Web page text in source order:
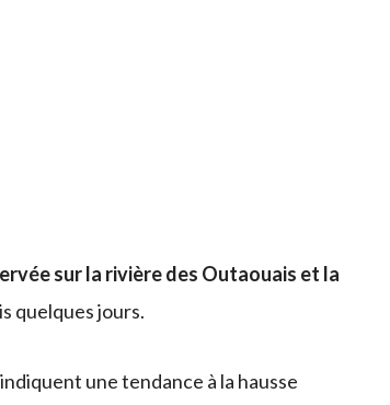
sur la rivière des Outaouais et la
quelques jours.
une tendance à la hausse